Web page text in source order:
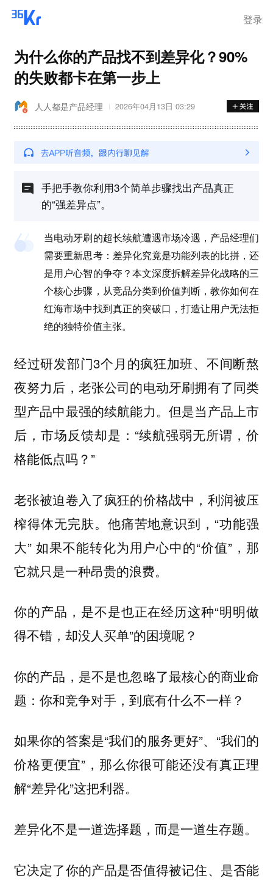
登录
为什么你的产品找不到差异化？90%
的失败都卡在第一步上
人人都是产品经理 2026年04月13日 03:29
手把手教你利用3个简单步骤找出产品真正
的“强差异点”。
当电动牙刷的超长续航遭遇市场冷遇，产品经理们
需要重新思考：差异化究竟是功能列表的比拼，还
是用户心智的争夺？本文深度拆解差异化战略的三
个核心步骤，从竞品分类到价值判断，教你如何在
红海市场中找到真正的突破口，打造让用户无法拒
绝的独特价值主张。
经过研发部门3个月的疯狂加班、不间断熬
夜努力后，老张公司的电动牙刷拥有了同类
型产品中最强的续航能力。但是当产品上市
后，市场反馈却是：“续航强弱无所谓，价
格能低点吗？”
老张被迫卷入了疯狂的价格战中，利润被压
榨得体无完肤。他痛苦地意识到，“功能强
大” 如果不能转化为用户心中的“价值”，那
它就只是一种昂贵的浪费。
你的产品，是不是也正在经历这种“明明做
得不错，却没人买单”的困境呢？
你的产品，是不是也忽略了最核心的商业命
题：你和竞争对手，到底有什么不一样？
如果你的答案是“我们的服务更好”、“我们的
价格更便宜”，那么你很可能还没有真正理
解“差异化”这把利器。
差异化不是一道选择题，而是一道生存题。
它决定了你的产品是否值得被记住、是否能